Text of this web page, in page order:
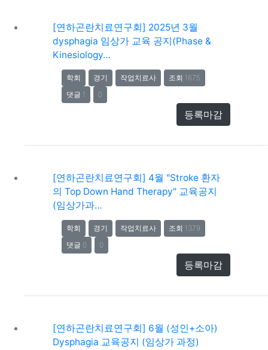
[연하곤란치료연구회] 2025년 3월
dysphagia 임상가 교육 공지(Phase &
Kinesiology…
학회 경기 작업치료사
조회 1675
댓글 1
0
등록마감
[연하곤란치료연구회] 4월 "Stroke 환자
의 Top Down Hand Therapy" 교육공지
(임상가과…
학회 경기 작업치료사
조회 1379
댓글 0
0
등록마감
[연하곤란치료연구회] 6월 (성인+소아)
Dysphagia 교육공지 (임상가 과정)